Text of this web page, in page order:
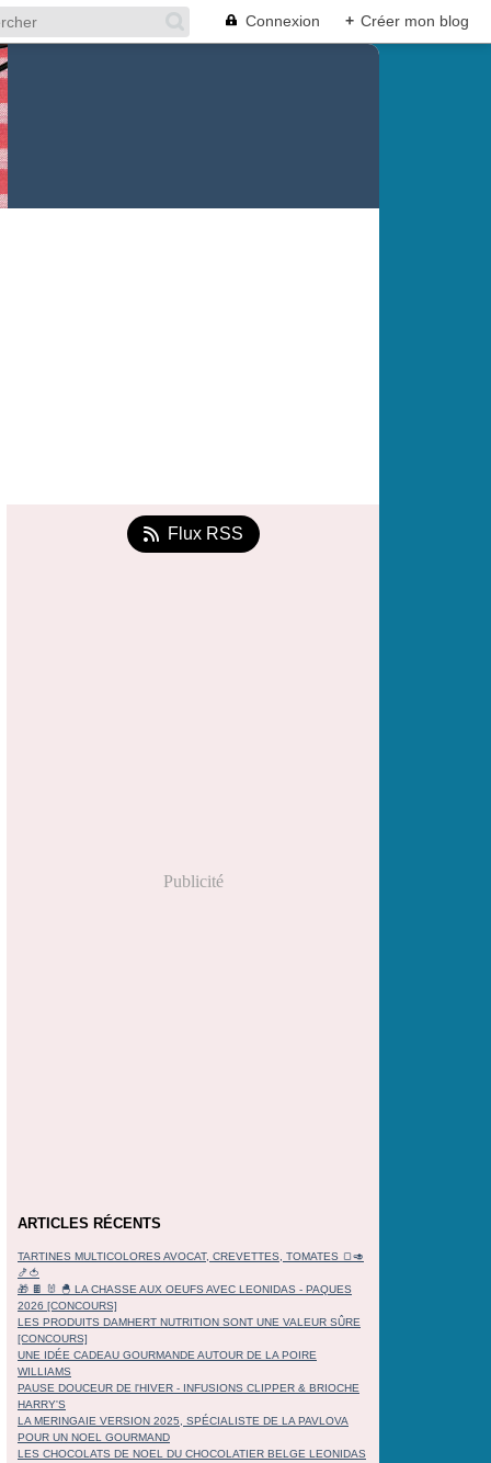
Connexion + Créer mon blog
Flux RSS
Publicité
ARTICLES RÉCENTS
TARTINES MULTICOLORES AVOCAT, CREVETTES, TOMATES 🍞🥑
🍤🍅
🎁 🍫 🐰 🐣 LA CHASSE AUX OEUFS AVEC LEONIDAS - PAQUES
2026 [CONCOURS]
LES PRODUITS DAMHERT NUTRITION SONT UNE VALEUR SÛRE
[CONCOURS]
UNE IDÉE CADEAU GOURMANDE AUTOUR DE LA POIRE
WILLIAMS
PAUSE DOUCEUR DE l'HIVER - INFUSIONS CLIPPER & BRIOCHE
HARRY'S
LA MERINGAIE VERSION 2025, SPÉCIALISTE DE LA PAVLOVA
POUR UN NOEL GOURMAND
LES CHOCOLATS DE NOEL DU CHOCOLATIER BELGE LEONIDAS